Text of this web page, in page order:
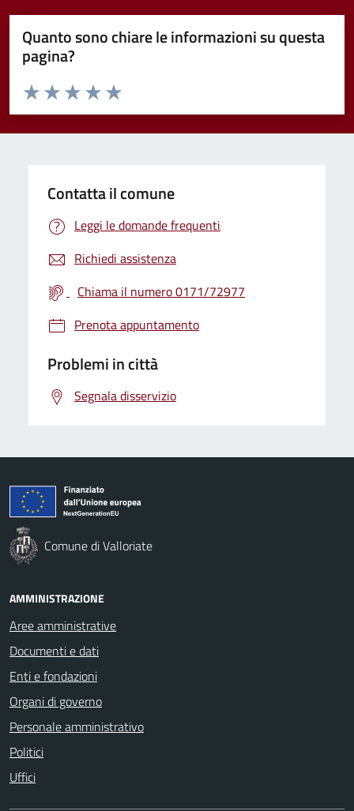
Quanto sono chiare le informazioni su questa
pagina?
Valuta da 1 a 5 stelle la pagina
Valuta 5 stelle su 5
Valuta 4 stelle su 5
Valuta 3 stelle su 5
Valuta 2 stelle su 5
Valuta 1 stelle su 5
Contatta il comune
Leggi le domande frequenti
Richiedi assistenza
Chiama il numero 0171/72977
Prenota appuntamento
Problemi in città
Segnala disservizio
Comune di Valloriate
AMMINISTRAZIONE
Aree amministrative
Documenti e dati
Enti e fondazioni
Organi di governo
Personale amministrativo
Politici
Uffici